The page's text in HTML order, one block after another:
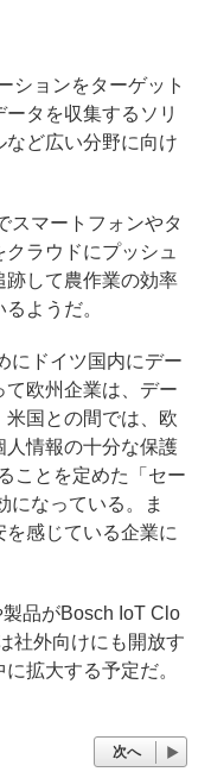
ションをターゲット
タを収集するソリ
など広い分野に向け
マートフォンやタ
ラウドにプッシュ
して農作業の効率
ようだ。
にドイツ国内にデー
て欧州企業は、デー
米国との間では、欧
情報の十分な保護
ことを定めた「セー
になっている。ま
感じている企業に
品がBosch IoT Clo
社外向けにも開放す
拡大する予定だ。
次へ